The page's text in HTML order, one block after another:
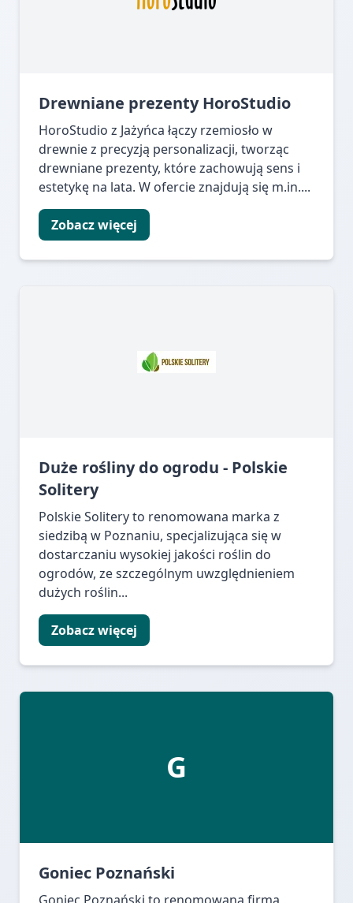
Drewniane prezenty HoroStudio
HoroStudio z Jażyńca łączy rzemiosło w
drewnie z precyzją personalizacji, tworząc
drewniane prezenty, które zachowują sens i
estetykę na lata. W ofercie znajdują się m.in....
Zobacz więcej
Duże rośliny do ogrodu - Polskie
Solitery
Polskie Solitery to renomowana marka z
siedzibą w Poznaniu, specjalizująca się w
dostarczaniu wysokiej jakości roślin do
ogrodów, ze szczególnym uwzględnieniem
dużych roślin...
Zobacz więcej
G
Goniec Poznański